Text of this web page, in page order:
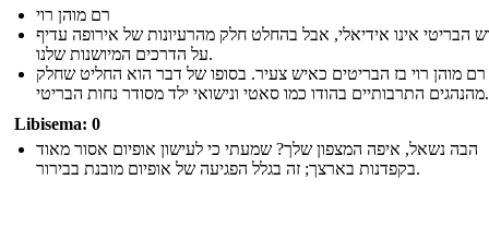
רם מוהן רוי
הבריטי אינו אידיאלי, אבל בהחלט חלק מהרעיונות של אירופה עדיף
על הדרכים המיושנות שלנו.
רם מוהן רוי בז הבריטים כאיש צעיר. בסופו של דבר הוא החליט שחלק
מהנהגים התרבותיים בהודו כמו סאטי ונישואי ילד מסודר נחות הבריטי.
Libisema: 0
הבה נשאל, איפה המצפון שלך? שמעתי כי לעישון אופיום אסור מאוד
בקפדנות בארצך; זה בגלל הפגיעה של אופיום מובנת בבירור.